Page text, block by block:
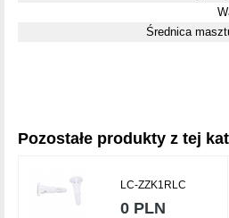
Średnica
Pozostałe produkty z tej
LC-ZZK1RLC
0 PLN